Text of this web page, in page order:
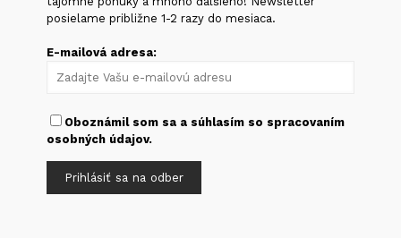
posielame približne 1-2 razy do mesiaca.
E-mailová adresa:
Oboznámil som sa a súhlasím so spracovaním
osobných údajov.